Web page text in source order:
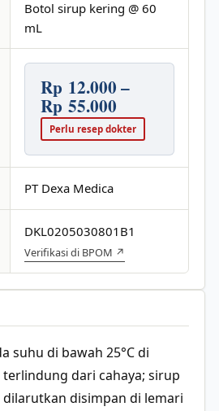
Botol sirup kering @ 60
mL
Rp 12.000 –
Rp 55.000
Perlu resep dokter
PT Dexa Medica
DKL0205030801B1
Verifikasi di BPOM ↗
suhu di bawah 25°C di
dari cahaya; sirup
disimpan di lemari